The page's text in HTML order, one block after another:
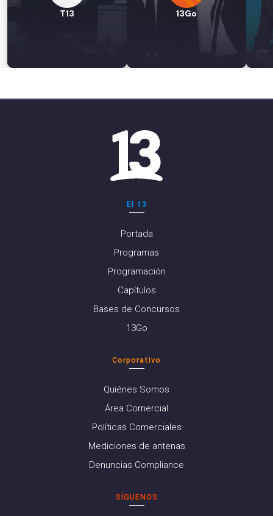
T13 13Go
El 13
Portada
Programas
Programación
Capítulos
Bases de Concursos
13Go
Corporativo
Quiénes Somos
Área Comercial
Políticas Comerciales
Mediciones de antenas
Denuncias Compliance
SÍGUENOS